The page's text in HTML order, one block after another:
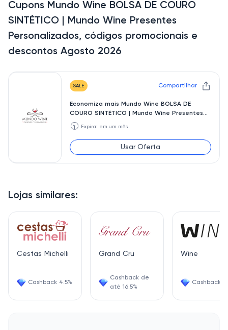
Lojas similares:
Cestas Michelli
Cashback 4.5%
Grand Cru
Cashback de
até 16.5%
Wine
Cashback
Cupons Mundo Wine BOLSA DE COURO
SINTÉTICO | Mundo Wine Presentes
Personalizados, códigos promocionais e
descontos Agosto 2026
SALE Compartilhar
Economiza mais Mundo Wine BOLSA DE
COURO SINTÉTICO | Mundo Wine Presentes
Personalizados
🕥 Expira: em um mês
Usar Oferta